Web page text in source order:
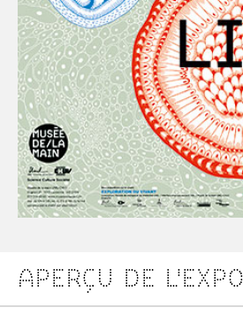
APERÇU DE L'EXPO